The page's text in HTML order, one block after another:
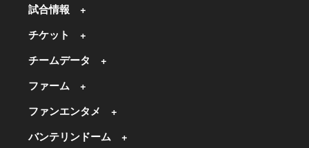
試合情報
チケット
チームデータ
ファーム
ファンエンタメ
バンテリンドーム